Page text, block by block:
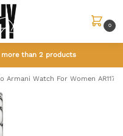
0
more than 2 products
Armani Watch For Women